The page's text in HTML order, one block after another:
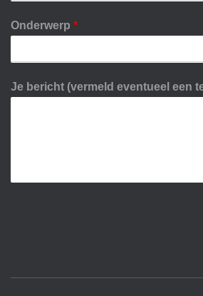
Onderwerp *
Je bericht (vermeld eventueel een